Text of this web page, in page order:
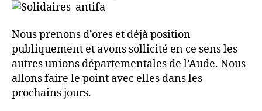
Nous prenons d’ores et déjà position
publiquement et avons sollicité en ce sens les
autres unions départementales de l’Aude. Nous
allons faire le point avec elles dans les
prochains jours.